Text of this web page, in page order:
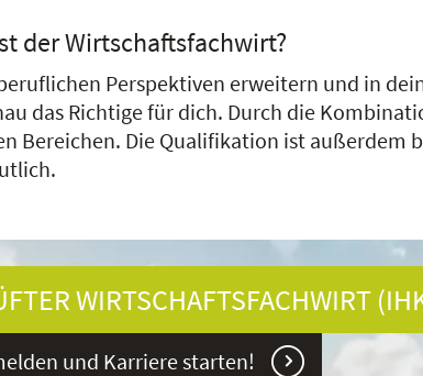
der Wirtschaftsfachwirt?
Perspektiven erweitern und in
das Richtige für dich. Durch die
Bereichen. Die Qualifikation ist
WIRTSCHAFTSFACHWIRT
und Karriere starten!